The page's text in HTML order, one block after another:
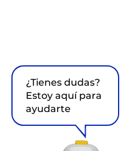
¿Tienes dudas?
Estoy aquí para
ayudarte